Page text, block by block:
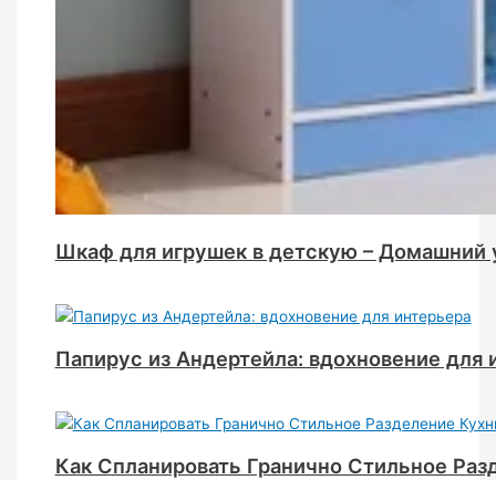
Шкаф для игрушек в детскую – Домашний
Папирус из Андертейла: вдохновение для
Как Спланировать Гранично Стильное